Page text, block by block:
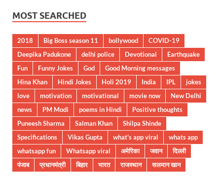
MOST SEARCHED
2018 Big Boss season 11 bollywood
COVID-19
Deepika Padukone
delhi police Devotional
Earthquake
Fun
Funny Jokes God
Good Morning messages
Hina Khan
Hindi Jokes Holi 2019 India IPL
jokes
love
motivation motivational movie now
New Delhi
news
PM Modi poems in Hindi
Positive thoughts
Puneesh Sharma
Salman Khan
Shilpa Shinde
Specifications
Vikas Gupta what's app viral
whats app
whatsapp fun
Whatsapp viral अमेरिका जवान
दिल्ली
पंजाब
प्रधानमंत्री बिहार भारत राजस्थान सलमान खान